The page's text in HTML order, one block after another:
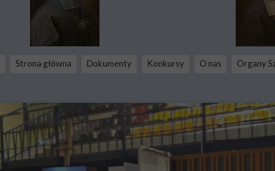
Strona główna Dokumenty Konkursy O nas Organy